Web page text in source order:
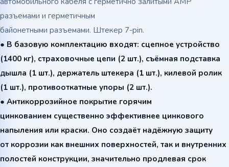
разъемами и герметичным
байонетными разъемами. Штекер 7-pin.
● В базовую комплектацию входят: сцепное устройство
(1400 кг), страховочные цепи (2 шт.), съёмная подставка
дышла (1 шт.), держатель штекера (1 шт.), килевой ролик
(1 шт.), противооткатные упоры (2 шт.).
● Антикоррозийное покрытие горячим
цинкованием существенно эффективнее цинкового
напыления или краски. Оно создаёт надёжную защиту
от коррозии как внешних поверхностей, так и внутренних
полостей конструкции, значительно продлевая срок